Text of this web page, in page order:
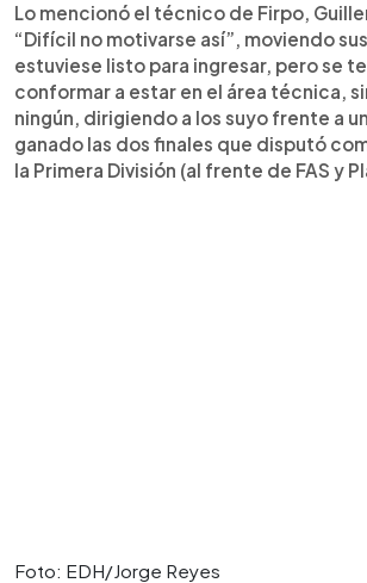
Lo mencionó el técnico de Firpo,
“Difícil no motivarse así”, moviendo
estuviese listo para ingresar, pero se
conformar a estar en el área técnica,
ningún, dirigiendo a los suyo frente a
ganado las dos finales que disputó
la Primera División (al frente de FAS y
Foto: EDH/Jorge Reyes